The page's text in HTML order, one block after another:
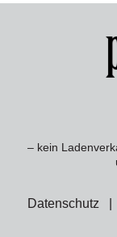
– kein
Datenschutz